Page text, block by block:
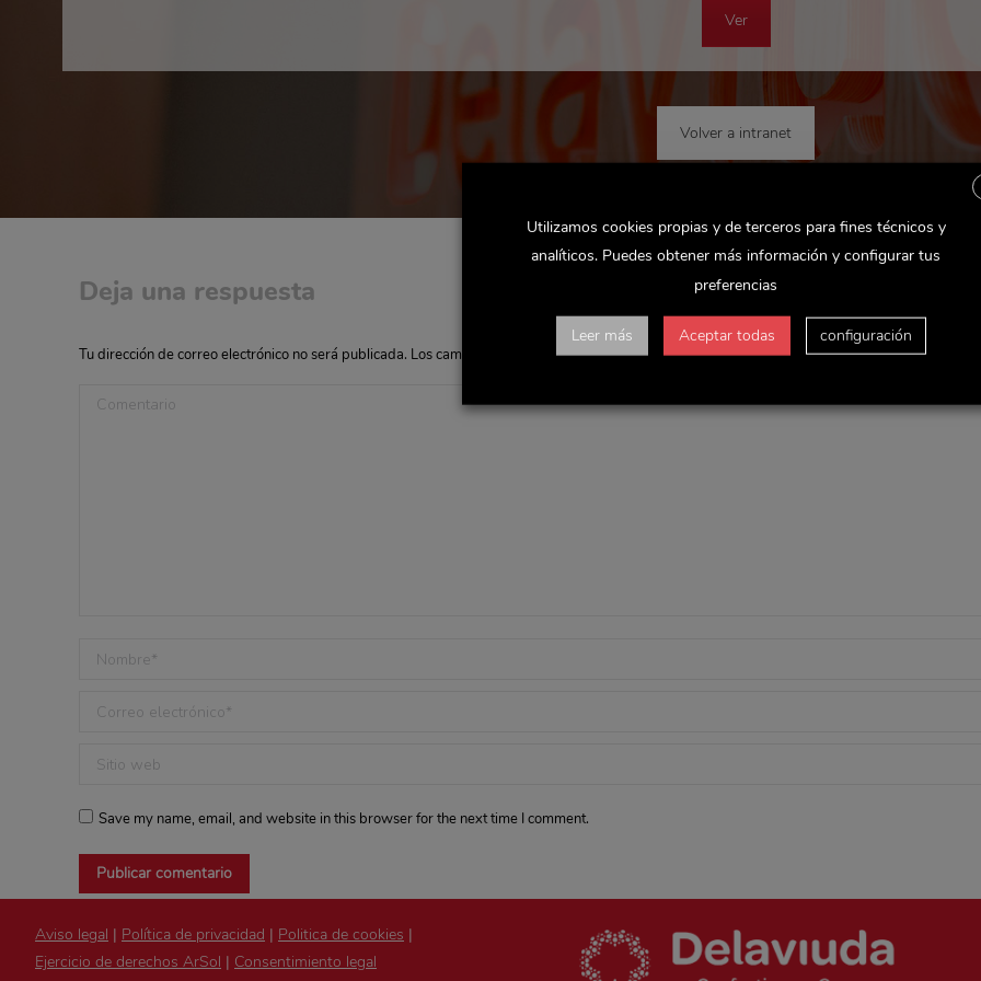
Ver
Volver a intranet
Deja una respuesta
Tu dirección de correo electrónico no será publicada. Los campos requeridos están marcados *
Comentario
Nombre *
Correo electrónico *
Sitio web
Save my name, email, and website in this browser for the next time I comment.
Publicar comentario
Aviso legal | Política de privacidad | Politica de cookies |
Ejercicio de derechos ArSol | Consentimiento legal
Utilizamos cookies propias y de terceros para fines técnicos y
analíticos. Puedes obtener más información y configurar tus
preferencias
Leer más Aceptar todas configuración